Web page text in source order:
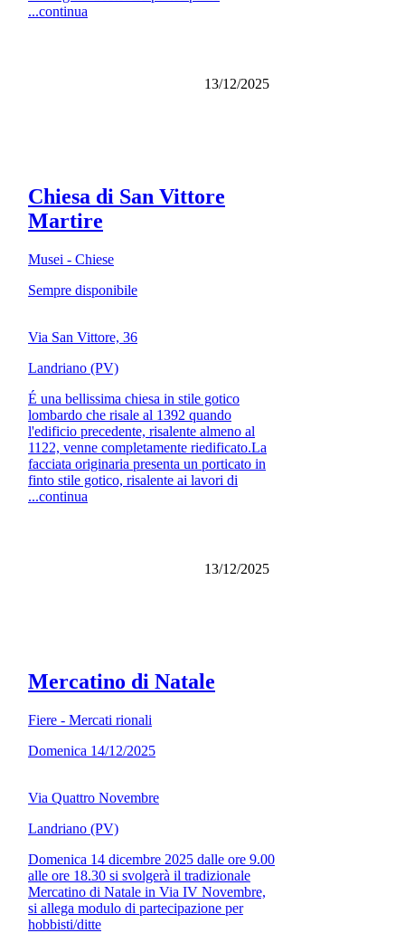
...continua
13/12/2025
Chiesa di San Vittore
Martire
Musei - Chiese
Sempre disponibile
Via San Vittore, 36
Landriano (PV)
É una bellissima chiesa in stile gotico
lombardo che risale al 1392 quando
l'edificio precedente, risalente almeno al
1122, venne completamente riedificato.La
facciata originaria presenta un porticato in
finto stile gotico, risalente ai lavori di
...continua
13/12/2025
Mercatino di Natale
Fiere - Mercati rionali
Domenica 14/12/2025
Via Quattro Novembre
Landriano (PV)
Domenica 14 dicembre 2025 dalle ore 9.00
alle ore 18.30 si svolgerà il tradizionale
Mercatino di Natale in Via IV Novembre,
si allega modulo di partecipazione per
hobbisti/ditte